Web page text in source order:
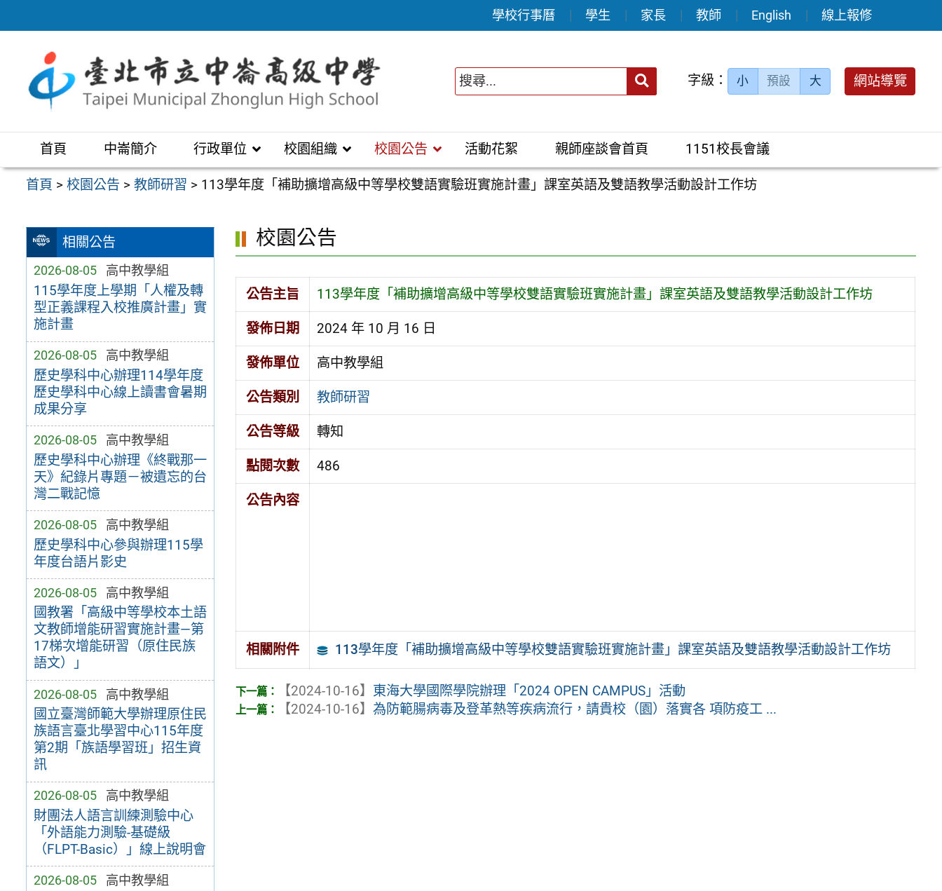
至
區
學校行事曆 學生 家長 教師 English 線上報修
送出 字級： 小 預設 大 網站導覽
首頁 中崙簡介 行政單位 校園組織 校園公告 活動花絮 親師座談會首頁 1151校長會議
首頁 >校園公告 >教師研習 > 113學年度「補助擴增高級中等學校雙語實驗班實施計畫」課室英語及雙語教學活動設計工作坊
相關公告
2026-08-05 高中教學組
115學年度上學期「人權及轉
型正義課程入校推廣計畫」實
施計畫
2026-08-05 高中教學組
歷史學科中心辦理114學年度
歷史學科中心線上讀書會暑期
成果分享
2026-08-05 高中教學組
歷史學科中心辦理《終戰那一
天》紀錄片專題－被遺忘的台
灣二戰記憶
2026-08-05 高中教學組
歷史學科中心參與辦理115學
年度台語片影史
2026-08-05 高中教學組
國教署「高級中等學校本土語
文教師增能研習實施計畫—第
17梯次增能研習（原住民族
語文）」
2026-08-05 高中教學組
國立臺灣師範大學辦理原住民
族語言臺北學習中心115年度
第2期「族語學習班」招生資
訊
2026-08-05 高中教學組
財團法人語言訓練測驗中心
「外語能力測驗-基礎級
（FLPT-Basic）」線上說明會
2026-08-05 高中教學組
校園公告
公告主旨 113學年度「補助擴增高級中等學校雙語實驗班實施計畫」課室英語及雙語教學活動設計工作坊
發佈日期 2024 年 10 月 16 日
發佈單位 高中教學組
公告類別 教師研習
公告等級 轉知
點閱次數 486
公告內容
相關附件 113學年度「補助擴增高級中等學校雙語實驗班實施計畫」課室英語及雙語教學活動設計工作坊
【2024-10-16】 東海大學國際學院辦理「2024 OPEN CAMPUS」活動
【2024-10-16】為防範腸病毒及登革熱等疾病流行，請貴校（園）落實各 項防疫工 ...